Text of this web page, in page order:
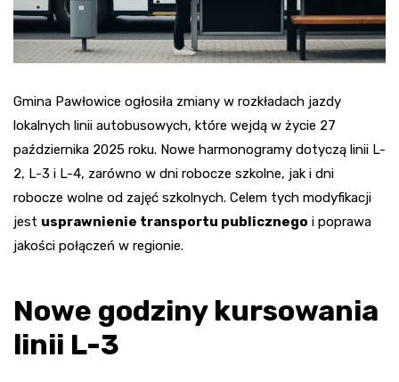
Gmina Pawłowice ogłosiła zmiany w rozkładach jazdy
lokalnych linii autobusowych, które wejdą w życie 27
października 2025 roku. Nowe harmonogramy dotyczą linii L-
2, L-3 i L-4, zarówno w dni robocze szkolne, jak i dni
robocze wolne od zajęć szkolnych. Celem tych modyfikacji
jest usprawnienie transportu publicznego i poprawa
jakości połączeń w regionie.
Nowe godziny kursowania
linii L-3